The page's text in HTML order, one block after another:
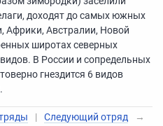
доходят до самых южных
Африки, Австралии, Новой
широтах северных
В России и сопредельных
гнездится 6 видов
| Следующий отряд →